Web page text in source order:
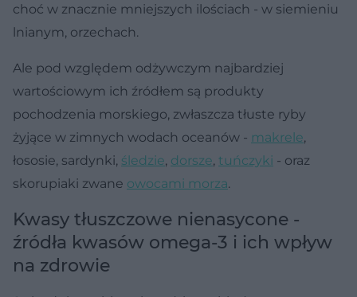
choć w znacznie mniejszych ilościach - w siemieniu
lnianym, orzechach.
Ale pod względem odżywczym najbardziej
wartościowym ich źródłem są produkty
pochodzenia morskiego, zwłaszcza tłuste ryby
żyjące w zimnych wodach oceanów - makrele,
łososie, sardynki, śledzie, dorsze, tuńczyki - oraz
skorupiaki zwane owocami morza.
Kwasy tłuszczowe nienasycone -
źródła kwasów omega-3 i ich wpływ
na zdrowie